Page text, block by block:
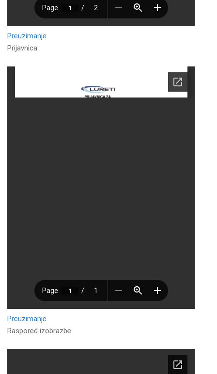
Preuzimanje
Prijavnica
Preuzimanje
Raspored izobrazbe